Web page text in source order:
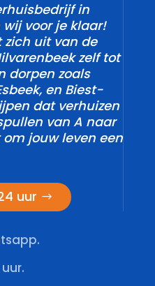
in
voor je klaar!
zich uit van de
zelf tot
dorpen zoals
en Biest-
dat verhuizen
van A naar
jouw leven een
uur